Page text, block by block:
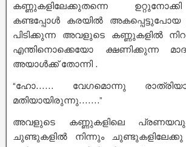
കണ്ണുകളിലേക്കുതന്നെ
കണ്ടപ്പോൾ കരയിൽ അകപ്പെട്ടുപോയ
പിടിക്കുന്ന അവളുടെ കണ്ണുകളിൽ
എന്തിനൊക്കെയോ ക്ഷണിക്കുന്ന
അയാൾക്ക് തോന്നി .
“ഹോ…… വേഗമൊന്നു
മതിയായിരുന്നു…….”
അവളുടെ കണ്ണുകളിലെ
ചുണ്ടുകളിൽ നിന്നും